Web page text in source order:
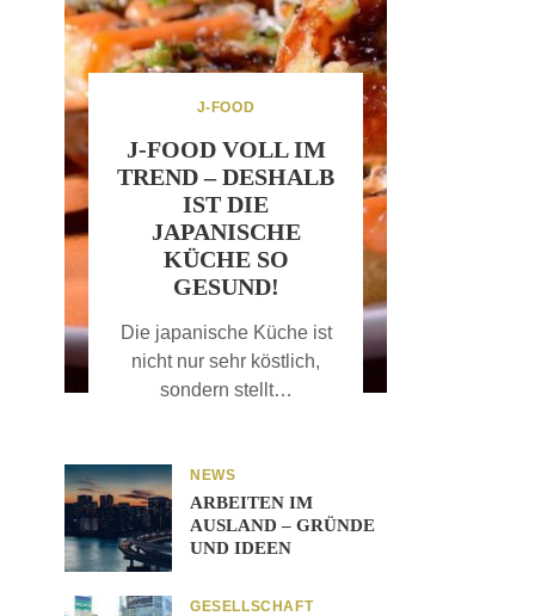
J-FOOD
J-FOOD VOLL IM
TREND – DESHALB
IST DIE
JAPANISCHE
KÜCHE SO
GESUND!
Die japanische Küche ist
nicht nur sehr köstlich,
sondern stellt…
NEWS
ARBEITEN IM
AUSLAND – GRÜNDE
UND IDEEN
GESELLSCHAFT